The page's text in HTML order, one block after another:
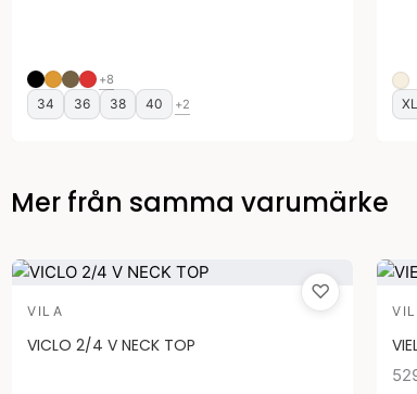
+8
34 36 38 40 +2 XL
Mer från samma varumärke
♡
VILA
VICLO 2/4 V NECK TOP